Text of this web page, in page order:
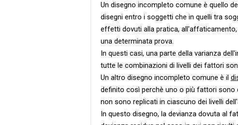
Un disegno incompleto comune è quello
disegni entro i soggetti che in quelli tra
effetti dovuti alla pratica,
una determinata prova.
In questi casi, una parte della varianza
tutte le combinazioni di livelli dei fattori
Un altro disegno incompleto comune è il
definito così perchè uno o più fattori sono
non sono replicati in ciascuno dei livelli
In questo disegno, la devianza dovuta al